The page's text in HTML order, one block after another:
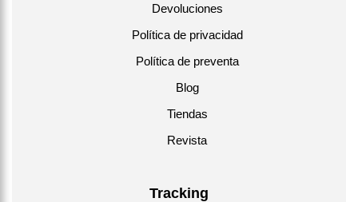
Devoluciones
Política de privacidad
Política de preventa
Blog
Tiendas
Revista
Tracking